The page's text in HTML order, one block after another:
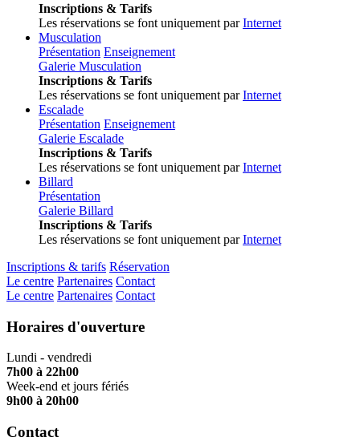
Inscriptions & Tarifs
Les réservations se font uniquement parInternet
Musculation
Présentation Enseignement
Galerie Musculation
Inscriptions & Tarifs
Les réservations se font uniquement parInternet
Escalade
Présentation Enseignement
Galerie Escalade
Inscriptions & Tarifs
Les réservations se font uniquement parInternet
Billard
Présentation
Galerie Billard
Inscriptions & Tarifs
Les réservations se font uniquement parInternet
Inscriptions & tarifs Réservation
Le centre Partenaires Contact
Le centre Partenaires Contact
Horaires d'ouverture
Lundi - vendredi
7h00 à 22h00
Week-end et jours fériés
9h00 à 20h00
Contact